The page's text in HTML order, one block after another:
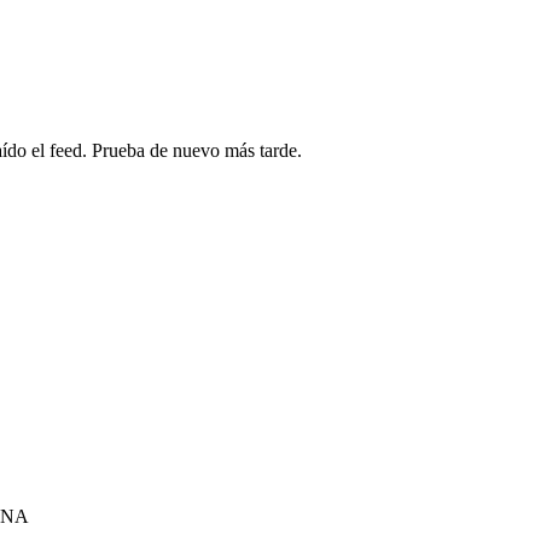
el feed. Prueba de nuevo más tarde.